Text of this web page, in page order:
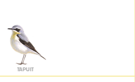
TAPUIT